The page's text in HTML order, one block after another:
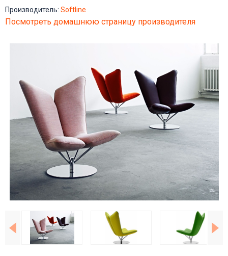
Производитель: Softline
Посмотреть домашнюю страницу производителя